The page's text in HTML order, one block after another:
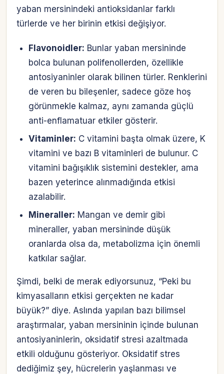
yaban mersinindeki antioksidanlar farklı
türlerde ve her birinin etkisi değişiyor.
Flavonoidler: Bunlar yaban mersininde
bolca bulunan polifenollerden, özellikle
antosiyaninler olarak bilinen türler. Renklerini
de veren bu bileşenler, sadece göze hoş
görünmekle kalmaz, aynı zamanda güçlü
anti-enflamatuar etkiler gösterir.
Vitaminler: C vitamini başta olmak üzere, K
vitamini ve bazı B vitaminleri de bulunur. C
vitamini bağışıklık sistemini destekler, ama
bazen yeterince alınmadığında etkisi
azalabilir.
Mineraller: Mangan ve demir gibi
mineraller, yaban mersininde düşük
oranlarda olsa da, metabolizma için önemli
katkılar sağlar.
Şimdi, belki de merak ediyorsunuz, “Peki bu
kimyasalların etkisi gerçekten ne kadar
büyük?” diye. Aslında yapılan bazı bilimsel
araştırmalar, yaban mersininin içinde bulunan
antosiyaninlerin, oksidatif stresi azaltmada
etkili olduğunu gösteriyor. Oksidatif stres
dediğimiz şey, hücrelerin yaşlanması ve